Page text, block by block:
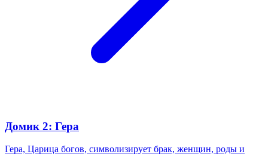
Домик 2: Гера
Гера, Царица богов, символизирует брак, женщин, роды и